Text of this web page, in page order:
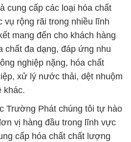
cung cấp các loại hóa chất
vụ rộng rãi trong nhiều lĩnh
mang đến cho khách hàng
chất đa dạng, đáp ứng nhu
nghiệp nặng, hóa chất
xử lý nước thải, dệt nhuộm
khác.
Trường Phát chúng tôi tự hào
vị hàng đầu trong lĩnh vực
cấp hóa chất chất lượng